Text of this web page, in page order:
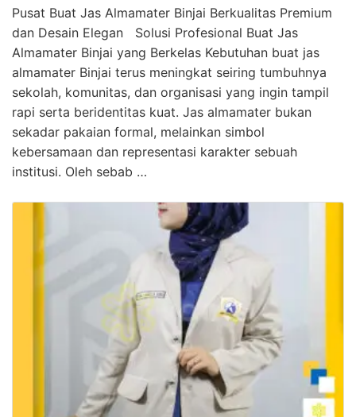
Pusat Buat Jas Almamater Binjai Berkualitas Premium
dan Desain Elegan Solusi Profesional Buat Jas
Almamater Binjai yang Berkelas Kebutuhan buat jas
almamater Binjai terus meningkat seiring tumbuhnya
sekolah, komunitas, dan organisasi yang ingin tampil
rapi serta beridentitas kuat. Jas almamater bukan
sekadar pakaian formal, melainkan simbol
kebersamaan dan representasi karakter sebuah
institusi. Oleh sebab …